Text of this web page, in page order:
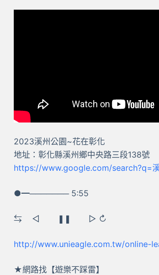
2023溪州公園~花在彰化
地址：彰化縣溪州鄉中央路三段138號
https://www.google.com/search?q=
●━─────── 5:55
⇆ ㅤ◁ ㅤㅤ❚❚ ㅤㅤ▷ ↻
http://www.unieagle.com.tw/online-
★網路找【遊樂不踩雷】